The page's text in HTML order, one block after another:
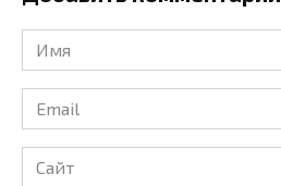
Имя
*
Email
*
Сайт